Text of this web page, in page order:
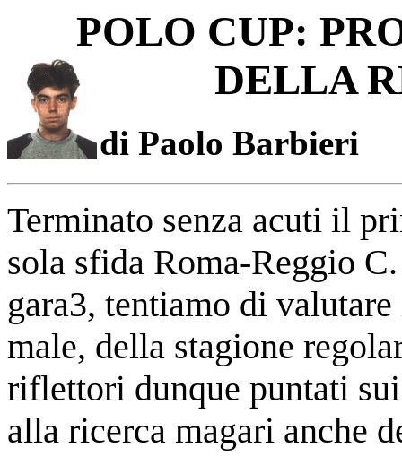
POLO CUP:
DELLA
di Paolo Barbieri
Terminato senza acuti il
sola sfida Roma-Reggio
gara3, tentiamo di
male, della stagione
riflettori dunque puntati
alla ricerca magari anche